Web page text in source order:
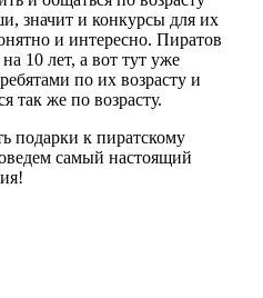
значит и конкурсы для их
и интересно. Пиратов
10 лет, а вот тут уже
по их возрасту и
так же по возрасту.
подарки к пиратскому
самый настоящий